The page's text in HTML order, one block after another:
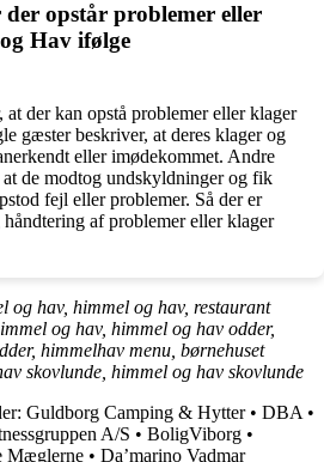
opstår problemer eller
Hav ifølge
der kan opstå problemer eller klager
gæster beskriver, at deres klager og
eller imødekommet. Andre
de modtog undskyldninger og fik
fejl eller problemer. Så der er
af problemer eller klager
og hav, himmel og hav, restaurant
og hav, himmel og hav odder,
himmelhav menu, børnehuset
skovlunde, himmel og hav skovlunde
Guldborg Camping & Hytter• DBA •
A/S • BoligViborg •
Mæglerne • Da’marino Vadmar